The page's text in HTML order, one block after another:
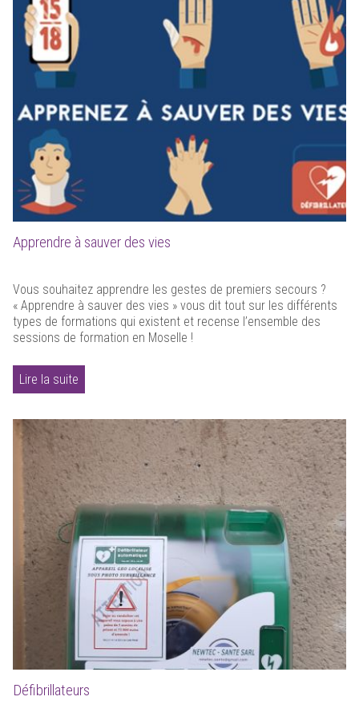
Apprendre à sauver des vies
Vous souhaitez apprendre les gestes de premiers secours ?
« Apprendre à sauver des vies » vous dit tout sur les différents
types de formations qui existent et recense l’ensemble des
sessions de formation en Moselle !
Lire la suite
Défibrillateurs